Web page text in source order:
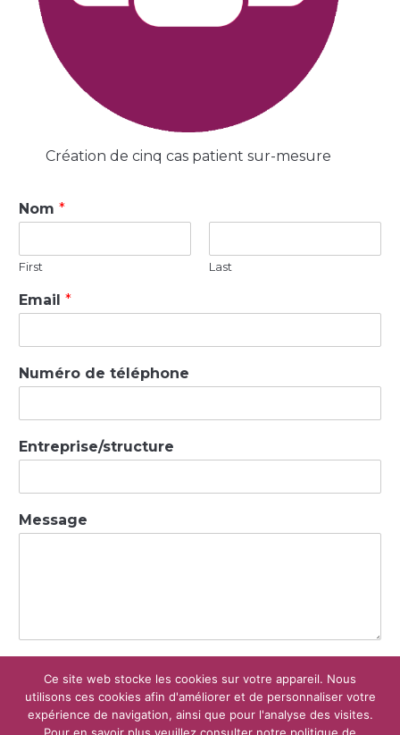
Création de cinq cas patient sur-mesure
Nom *
First Last
Email *
Numéro de téléphone
Entreprise/structure
Message
que les informations saisies soient exploitées dans
le cadre de la demande de devis et de la relation
commerciale qui peut en découler
Ce site web stocke les cookies sur votre appareil. Nous
utilisons ces cookies afin d'améliorer et de personnaliser votre
expérience de navigation, ainsi que pour l'analyse des visites.